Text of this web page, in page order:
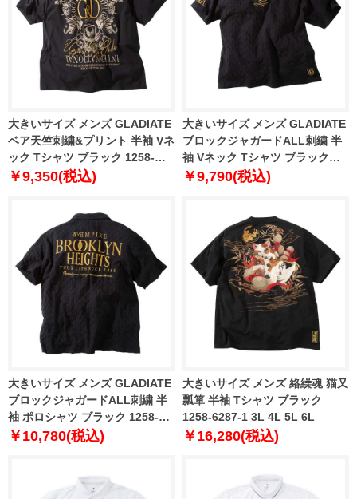
大きいサイズ メンズ GLADIATE
ベア天竺刺繍&プリント 半袖 Vネ
ック Tシャツ ブラック 1258-
6280-1 3L 4L 5L 6L
￥9,350(税込)
大きいサイズ メンズ GLADIATE
ブロックジャガードALL刺繍 半
袖 Vネック Tシャツ ブラック
1258-6281-1 3L 4L 5L 6L
￥9,790(税込)
大きいサイズ メンズ GLADIATE
ブロックジャガードALL刺繍 半
袖 ポロシャツ ブラック 1258-
6282-1 3L 4L 5L 6L
￥10,780(税込)
大きいサイズ メンズ 絡繰魂 猫又
瓢箪 半袖 Tシャツ ブラック
1258-6287-1 3L 4L 5L 6L
￥16,280(税込)